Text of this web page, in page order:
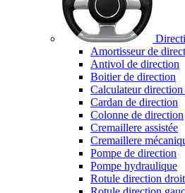
Amortisseur de
Antivol de direction
Boitier de direction
Calculateur direction
Cardan de direction
Colonne de direction
Cremaillere assistée
Cremaillere
Pompe de direction
Pompe hydraulique
Rotule direction